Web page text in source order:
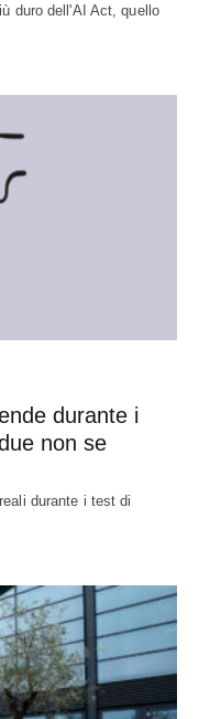
duro dell'AI Act, quello
durante i
non se
durante i test di